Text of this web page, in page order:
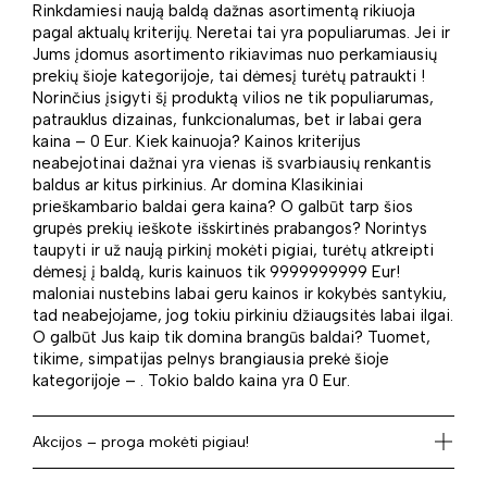
Rinkdamiesi naują baldą dažnas asortimentą rikiuoja
pagal aktualų kriterijų. Neretai tai yra populiarumas. Jei ir
Jums įdomus asortimento rikiavimas nuo perkamiausių
prekių šioje kategorijoje, tai dėmesį turėtų patraukti !
Norinčius įsigyti šį produktą vilios ne tik populiarumas,
patrauklus dizainas, funkcionalumas, bet ir labai gera
kaina – 0 Eur. Kiek kainuoja? Kainos kriterijus
neabejotinai dažnai yra vienas iš svarbiausių renkantis
baldus ar kitus pirkinius. Ar domina Klasikiniai
prieškambario baldai gera kaina? O galbūt tarp šios
grupės prekių ieškote išskirtinės prabangos? Norintys
taupyti ir už naują pirkinį mokėti pigiai, turėtų atkreipti
dėmesį į baldą, kuris kainuos tik 9999999999 Eur!
maloniai nustebins labai geru kainos ir kokybės santykiu,
tad neabejojame, jog tokiu pirkiniu džiaugsitės labai ilgai.
O galbūt Jus kaip tik domina brangūs baldai? Tuomet,
tikime, simpatijas pelnys brangiausia prekė šioje
kategorijoje – . Tokio baldo kaina yra 0 Eur.
Akcijos – proga mokėti pigiau!